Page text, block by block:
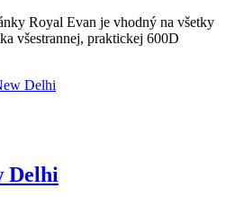
Royal Evan je vhodný na všetky
všestrannej, praktickej 600D
Delhi